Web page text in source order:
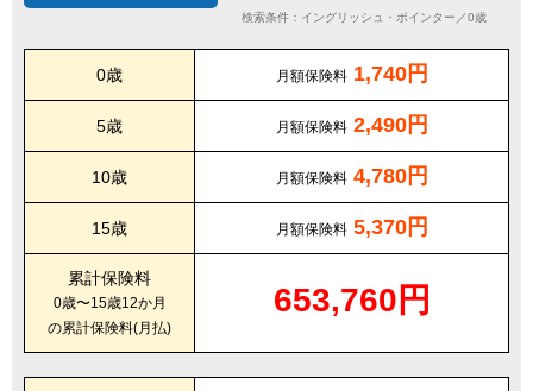
検索条件：イングリッシュ・ポインター／0歳
0歳 月額保険料 1,740円
5歳 月額保険料 2,490円
10歳 月額保険料 4,780円
15歳 月額保険料 5,370円
累計保険料
0歳〜15歳12か月
の累計保険料(月払)
653,760円